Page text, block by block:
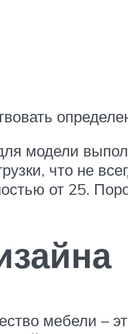
модели
что не
от 25.
мебели –